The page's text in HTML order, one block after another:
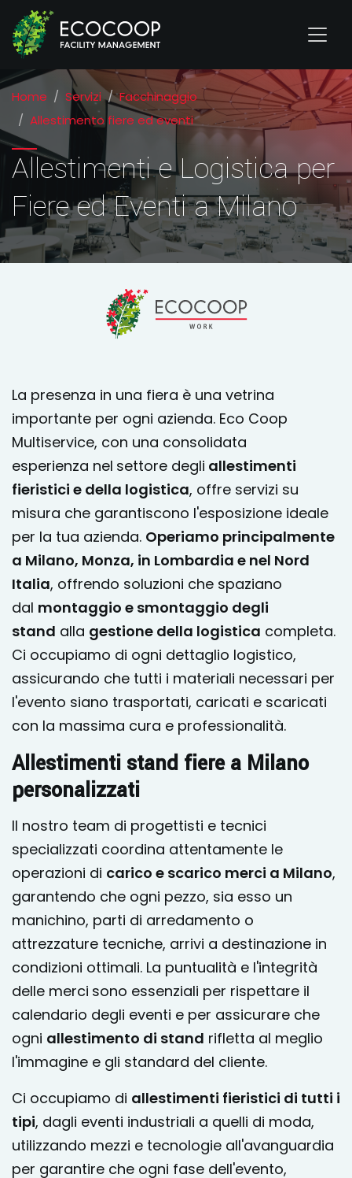
Home Servizi
Facchinaggio
Allestimento fiere ed eventi
Allestimenti e Logistica per
Fiere ed Eventi a Milano
La presenza in una fiera è una vetrina
importante per ogni azienda. Eco Coop
Multiservice, con una consolidata
esperienza nel settore degli allestimenti
fieristici e della logistica, offre servizi su
misura che garantiscono l'esposizione ideale
per la tua azienda. Operiamo principalmente
a Milano, Monza, in Lombardia e nel Nord
Italia, offrendo soluzioni che spaziano
dal montaggio e smontaggio degli
stand alla gestione della logistica completa.
Ci occupiamo di ogni dettaglio logistico,
assicurando che tutti i materiali necessari per
l'evento siano trasportati, caricati e scaricati
con la massima cura e professionalità.
Allestimenti stand fiere a Milano
personalizzati
Il nostro team di progettisti e tecnici
specializzati coordina attentamente le
operazioni di carico e scarico merci a Milano,
garantendo che ogni pezzo, sia esso un
manichino, parti di arredamento o
attrezzature tecniche, arrivi a destinazione in
condizioni ottimali. La puntualità e l'integrità
delle merci sono essenziali per rispettare il
calendario degli eventi e per assicurare che
ogni allestimento di stand rifletta al meglio
l'immagine e gli standard del cliente.
Ci occupiamo di allestimenti fieristici di tutti i
tipi, dagli eventi industriali a quelli di moda,
utilizzando mezzi e tecnologie all'avanguardia
per garantire che ogni fase dell'evento,